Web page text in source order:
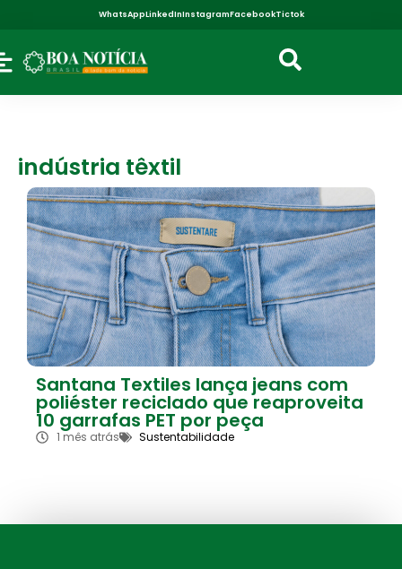
WhatsAppLinkedInInstagramFacebookTictok
indústria têxtil
Santana Textiles lança jeans com
poliéster reciclado que reaproveita
10 garrafas PET por peça
1 mês atrás Sustentabilidade